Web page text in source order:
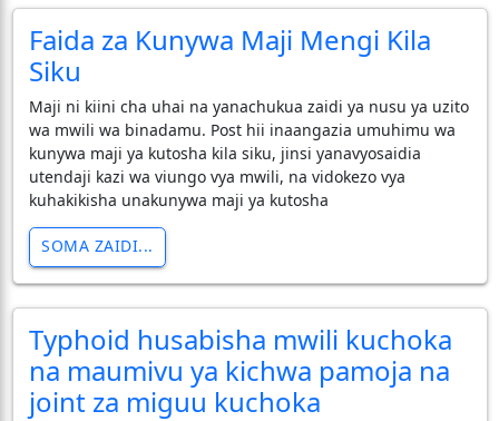
Faida za Kunywa Maji Mengi Kila
Siku
​Maji ni kiini cha uhai na yanachukua zaidi ya nusu ya uzito
wa mwili wa binadamu. Post hii inaangazia umuhimu wa
kunywa maji ya kutosha kila siku, jinsi yanavyosaidia
utendaji kazi wa viungo vya mwili, na vidokezo vya
kuhakikisha unakunywa maji ya kutosha
SOMA ZAIDI...
Typhoid husabisha mwili kuchoka
na maumivu ya kichwa pamoja na
joint za miguu kuchoka